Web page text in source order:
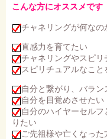
こんな方にオススメです
チャネリングが何な
直感力を育てたい
チャネリングやスピ
スピリチュアルなこと
自分と繋がり、バラ
自分を目覚めさせたい
自分のハイヤーセル
りたい
ご先祖様や亡くなっ